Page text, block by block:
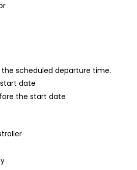
scheduled departure time.
date
the start date